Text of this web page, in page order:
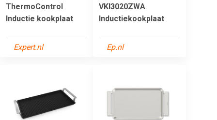
ThermoControl
Inductie kookplaat
Expert.nl
VKI3020ZWA
Inductiekookplaat
Ep.nl